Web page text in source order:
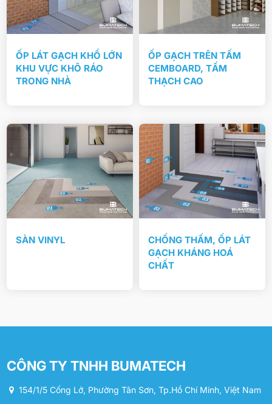
ỐP LÁT GẠCH KHỔ LỚN
KHU VỰC KHÔ RÁO
TRONG NHÀ
ỐP GẠCH TRÊN TẤM
CEMBOARD, TẤM
THẠCH CAO
SÀN VINYL
CHỐNG THẤM, ỐP LÁT
GẠCH KHÁNG HOÁ
CHẤT
CÔNG TY TNHH BUMATECH
154/1/5 Cống Lở, Phường Tân Sơn, Tp.Hồ Chí Minh, Việt Nam